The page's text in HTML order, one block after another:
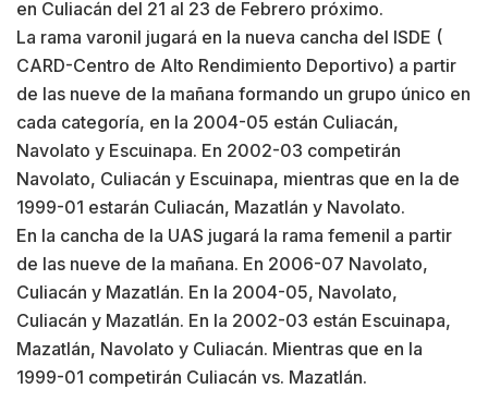
en Culiacán del 21 al 23 de Febrero próximo.
La rama varonil jugará en la nueva cancha del ISDE (
CARD-Centro de Alto Rendimiento Deportivo) a partir
de las nueve de la mañana formando un grupo único en
cada categoría, en la 2004-05 están Culiacán,
Navolato y Escuinapa. En 2002-03 competirán
Navolato, Culiacán y Escuinapa, mientras que en la de
1999-01 estarán Culiacán, Mazatlán y Navolato.
En la cancha de la UAS jugará la rama femenil a partir
de las nueve de la mañana. En 2006-07 Navolato,
Culiacán y Mazatlán. En la 2004-05, Navolato,
Culiacán y Mazatlán. En la 2002-03 están Escuinapa,
Mazatlán, Navolato y Culiacán. Mientras que en la
1999-01 competirán Culiacán vs. Mazatlán.